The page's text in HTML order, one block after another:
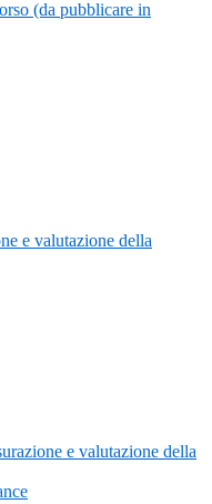
(da pubblicare in
e valutazione della
e valutazione della